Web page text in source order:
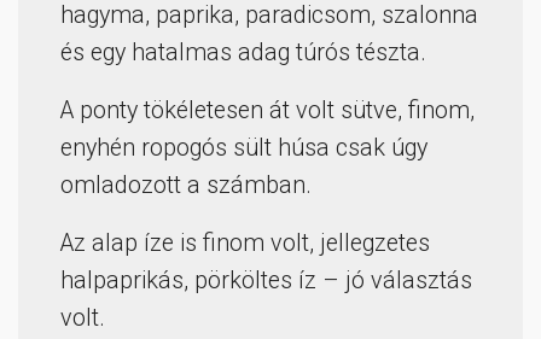
hagyma, paprika, paradicsom, szalonna
és egy hatalmas adag túrós tészta.
A ponty tökéletesen át volt sütve, finom,
enyhén ropogós sült húsa csak úgy
omladozott a számban.
Az alap íze is finom volt, jellegzetes
halpaprikás, pörköltes íz – jó választás
volt.